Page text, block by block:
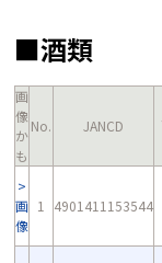
■酒類
画
像
か
も
No. JANCD
画
像
1 4901411153544